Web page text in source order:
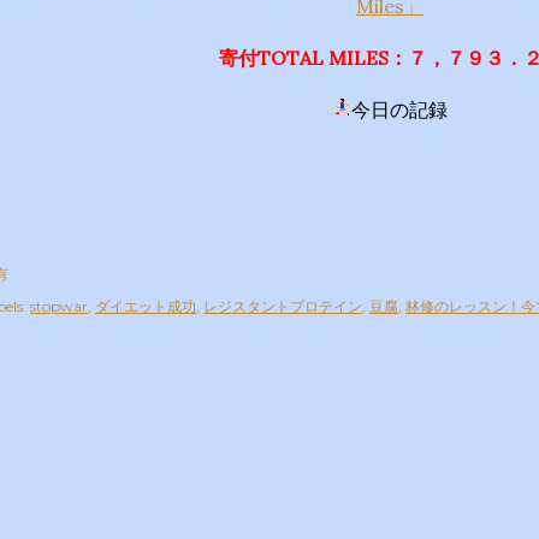
Miles」
寄付TOTAL MILES：７，７９３．
今日の記録
stopwar ダイエット成功 レジスタントプロテイン 豆腐 林修のレッスン！今